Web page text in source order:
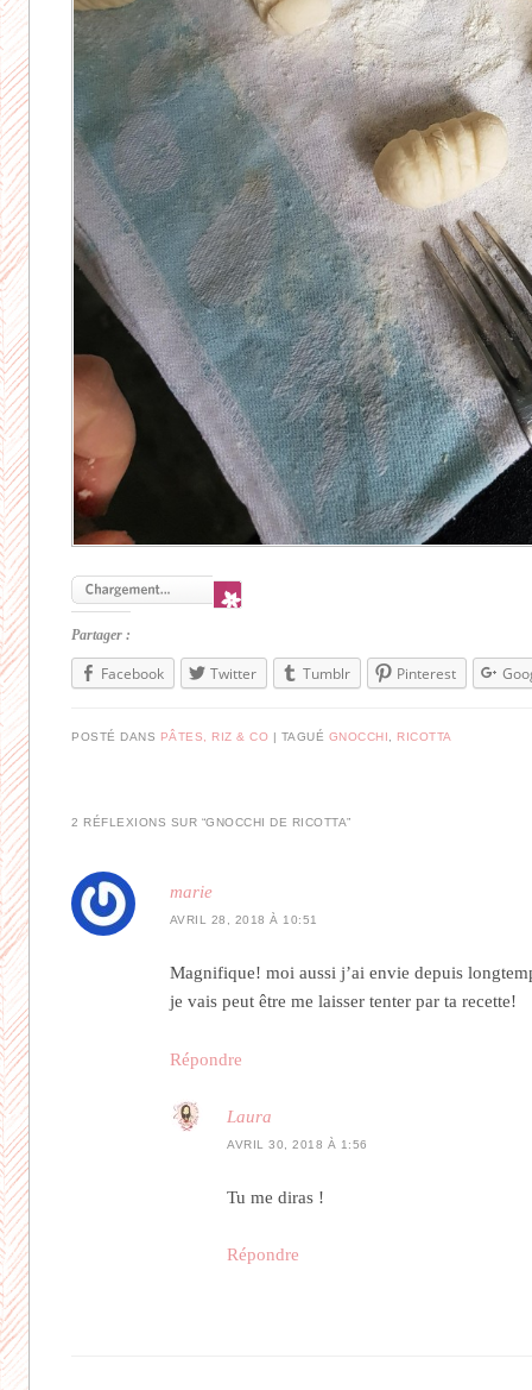
Partager :
Facebook Twitter Tumblr Pinterest
POSTÉ DANS PÂTES, RIZ & CO | TAGUÉ GNOCCHI RICOTTA
2 RÉFLEXIONS SUR “GNOCCHI DE RICOTTA”
marie
AVRIL 28, 2018 À 10:51
Magnifique! moi aussi j’ai envie depuis
je vais peut être me laisser tenter par ta recette!
Répondre
Laura
AVRIL 30, 2018 À 1:56
Tu me diras !
Répondre